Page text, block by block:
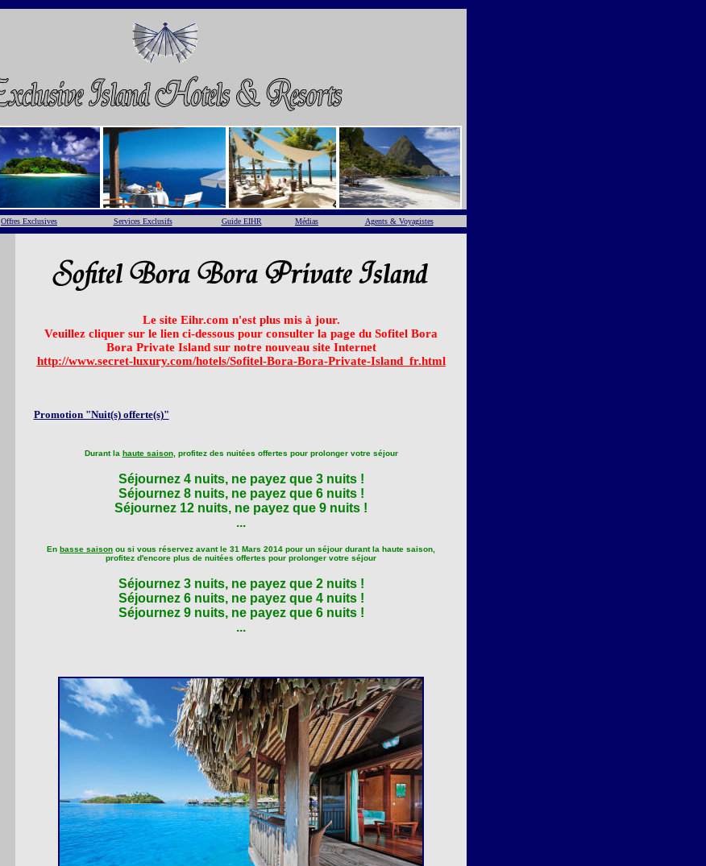
Offres Exclusives Services Exclusifs Guide EIHR Médias Agents & Voyagistes
Le site Eihr.com n'est plus mis à jour.
Veuillez cliquer sur le lien ci-dessous pour consulter la page du Sofitel Bora
Bora Private Island sur notre nouveau site Internet
http://www.secret-luxury.com/hotels/Sofitel-Bora-Bora-Private-Island_fr.html
Promotion "Nuit(s) offerte(s)"
Durant la haute saison, profitez des nuitées offertes pour prolonger votre séjour
Séjournez 4 nuits, ne payez que 3 nuits !
Séjournez 8 nuits, ne payez que 6 nuits !
Séjournez 12 nuits, ne payez que 9 nuits !
...
En basse saison ou si vous réservez avant le 31 Mars 2014 pour un séjour durant la haute saison,
profitez d'encore plus de nuitées offertes pour prolonger votre séjour
Séjournez 3 nuits, ne payez que 2 nuits !
Séjournez 6 nuits, ne payez que 4 nuits !
Séjournez 9 nuits, ne payez que 6 nuits !
...